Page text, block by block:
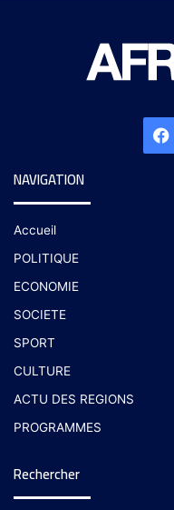
NAVIGATION
Accueil
POLITIQUE
ECONOMIE
SOCIETE
SPORT
CULTURE
ACTU DES REGIONS
PROGRAMMES
Rechercher